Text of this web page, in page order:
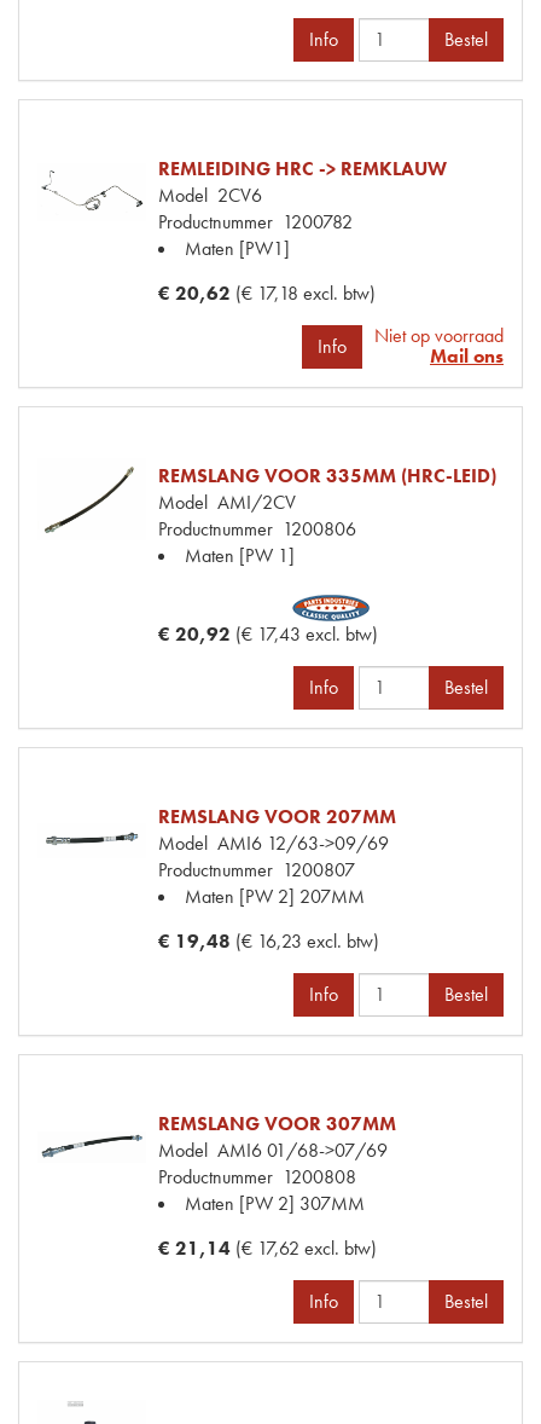
Info Bestel
REMLEIDING HRC -> REMKLAUW
Model 2CV6
Productnummer 1200782
Maten [PW1]
€ 20,62 (€ 17,18 excl. btw)
Info
Niet op voorraad
Mail ons
REMSLANG VOOR 335MM (HRC-LEID)
Model AMI/2CV
Productnummer 1200806
Maten [PW 1]
€ 20,92 (€ 17,43 excl. btw)
Info Bestel
REMSLANG VOOR 207MM
Model AMI6 12/63->09/69
Productnummer 1200807
Maten [PW 2] 207MM
€ 19,48 (€ 16,23 excl. btw)
Info Bestel
REMSLANG VOOR 307MM
Model AMI6 01/68->07/69
Productnummer 1200808
Maten [PW 2] 307MM
€ 21,14 (€ 17,62 excl. btw)
Info Bestel